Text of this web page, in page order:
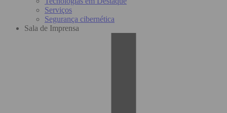
Serviços
Segurança cibernética
Sala de Imprensa